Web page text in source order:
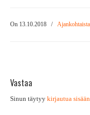
On 13.10.2018 / Ajankohtaista
Vastaa
Sinun täytyy kirjautua sisään